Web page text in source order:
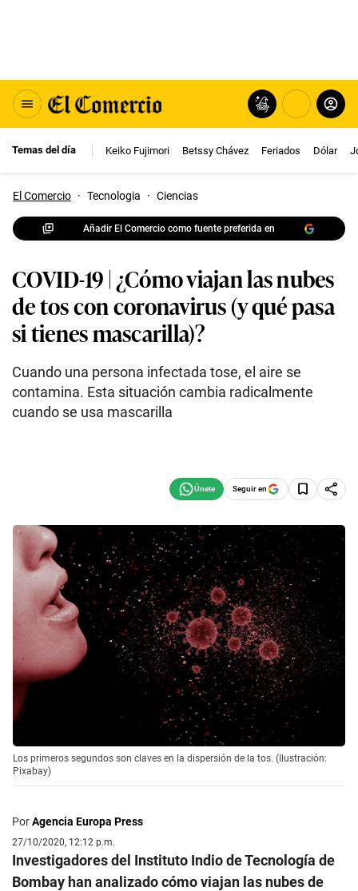
Temas del día Keiko Fujimori Betssy Chávez Feriados Dólar
El Comercio · Tecnologia · Ciencias
Añadir El Comercio como fuente preferida en
COVID-19 | ¿Cómo viajan las nubes
de tos con coronavirus (y qué pasa
si tienes mascarilla)?
Cuando una persona infectada tose, el aire se
contamina. Esta situación cambia radicalmente
cuando se usa mascarilla
Seguir en
Los primeros segundos son claves en la dispersión de la tos. (Ilustración:
Pixabay)
PorAgencia Europa Press
27/10/2020, 12:12 p.m.
Investigadores del Instituto Indio de Tecnología de
Bombay han analizado cómo viajan las nubes de